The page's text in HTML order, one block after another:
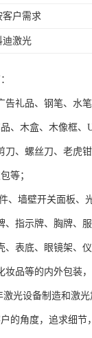
客户需求
迪激光
告礼品、钢笔、水
、木盒、木像框、
刀、螺丝刀、老虎
等；
、墙壁开关面板、
、指示牌、胸牌、
、表底、眼镜架、
品等的内外包装，
光设备制造和激
的角度，追求细节